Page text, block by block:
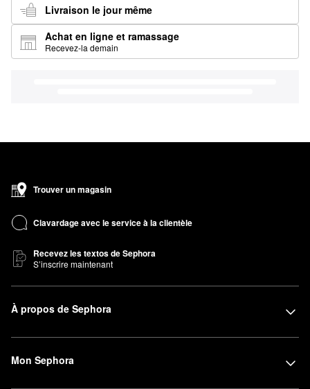
Livraison le jour même
Achat en ligne et ramassage
Recevez-la demain
Trouver un magasin
Clavardage avec le service à la clientèle
Recevez les textos de Sephora
S’inscrire maintenant
À propos de Sephora
Mon Sephora